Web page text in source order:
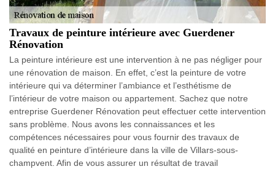
Travaux de peinture intérieure avec Guerdener
Rénovation
La peinture intérieure est une intervention à ne pas négliger pour
une rénovation de maison. En effet, c’est la peinture de votre
intérieure qui va déterminer l’ambiance et l’esthétisme de
l’intérieur de votre maison ou appartement. Sachez que notre
entreprise Guerdener Rénovation peut effectuer cette intervention
sans problème. Nous avons les connaissances et les
compétences nécessaires pour vous fournir des travaux de
qualité en peinture d’intérieure dans la ville de Villars-sous-
champvent. Afin de vous assurer un résultat de travail